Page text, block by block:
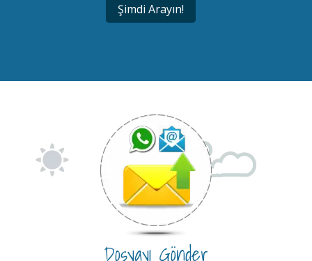
Şimdi Arayın!
Dosyayı Gönder